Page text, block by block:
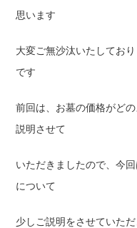
思います
大変ご無沙汰いたしてお
です
前回は、お墓の価格がど
説明させて
いただきましたので
について
少しご説明をさせていた